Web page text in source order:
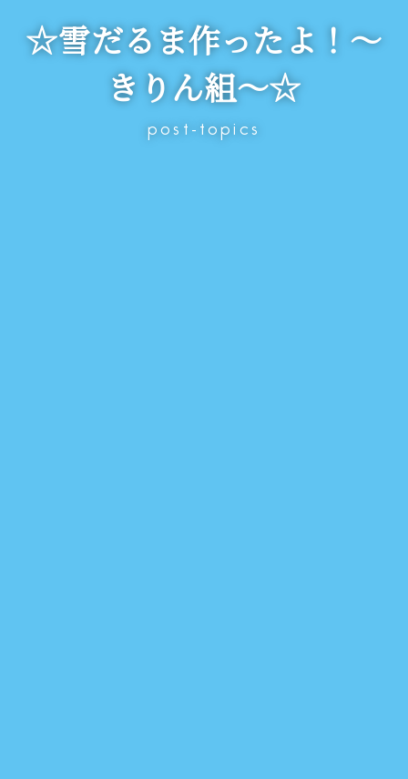
☆雪だるま作ったよ！～
きりん組～☆
post-topics